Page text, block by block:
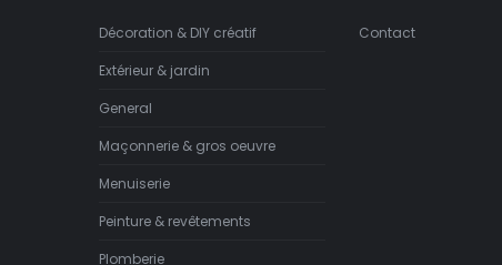
Décoration & DIY créatif
Extérieur & jardin
General
Maçonnerie & gros oeuvre
Menuiserie
Peinture & revêtements
Plomberie
Contact